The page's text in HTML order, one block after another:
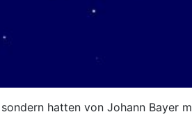
hatten von Johann Bayer